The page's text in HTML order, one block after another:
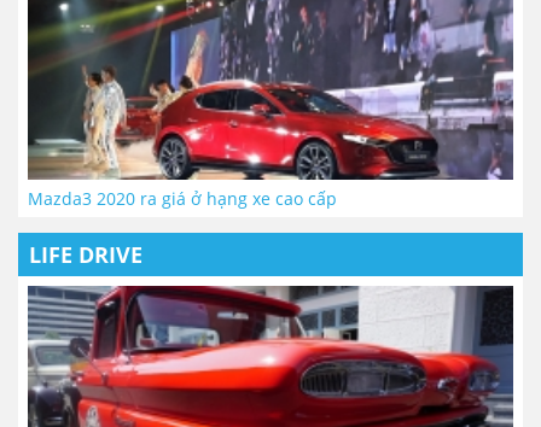
Mazda3 2020 ra giá ở hạng xe cao cấp
LIFE DRIVE